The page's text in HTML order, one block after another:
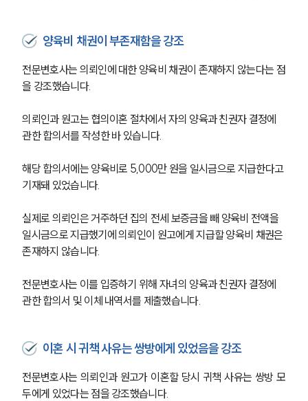
양육비 채권이 부존재함을 강조
전문변호사는 의뢰인에 대한 양육비 채권이 존재하지 않는다는 점
을 강조했습니다.
의뢰인과 원고는 협의이혼 절차에서 자의 양육과 친권자 결정에
관한 합의서를 작성한 바 있습니다.
해당 합의서에는 양육비로 5,000만 원을 일시금으로 지급한다고
기재돼 있었습니다.
실제로 의뢰인은 거주하던 집의 전세 보증금을 빼 양육비 전액을
일시금으로 지급했기에 의뢰인이 원고에게 지급할 양육비 채권은
존재하지 않습니다.
전문변호사는 이를 입증하기 위해 자녀의 양육과 친권자 결정에
관한 합의서 및 이체 내역서를 제출했습니다.
이혼 시 귀책 사유는 쌍방에게 있었음을 강조
전문변호사는 의뢰인과 원고가 이혼할 당시 귀책 사유는 쌍방 모
두에게 있었다는 점을 강조했습니다.